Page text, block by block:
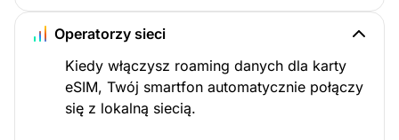
Operatorzy sieci
Kiedy włączysz roaming danych dla karty
eSIM, Twój smartfon automatycznie połączy
się z lokalną siecią.